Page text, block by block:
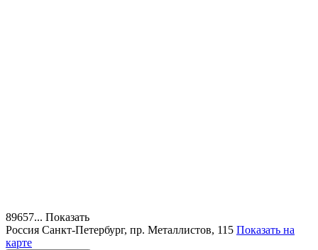
89657... Показать
Россия Санкт-Петербург, пр. Металлистов, 115 Показать на
карте